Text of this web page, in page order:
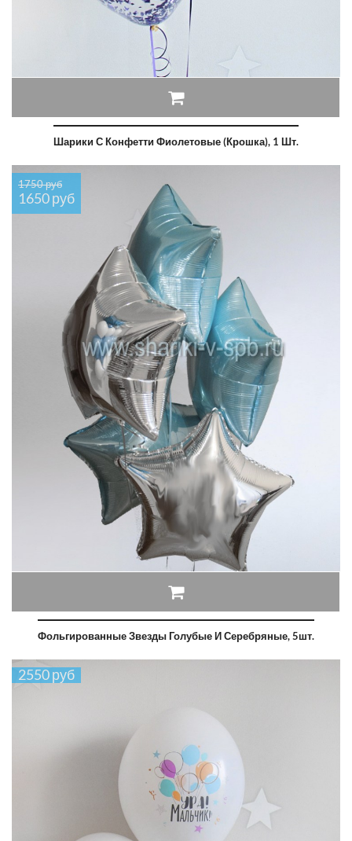
Шарики С Конфетти Фиолетовые (крошка), 1 Шт.
1750 руб
1650 руб
Фольгированные Звезды Голубые И Серебряные, 5шт.
2550 руб